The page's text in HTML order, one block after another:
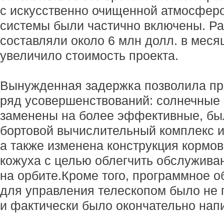
с искусственно очищенной
системы были частично включены.
составляли около 6 млн долл. в
увеличило стоимость проекта.
Вынужденная задержка позволила
ряд усовершенствований:
заменены на более эффективные,
бортовой вычислительный комплекс
а также изменена конструкция
кожуха с целью облегчить
на орбите.Кроме того, программное
для управления телескопом было не
и фактически было окончательно